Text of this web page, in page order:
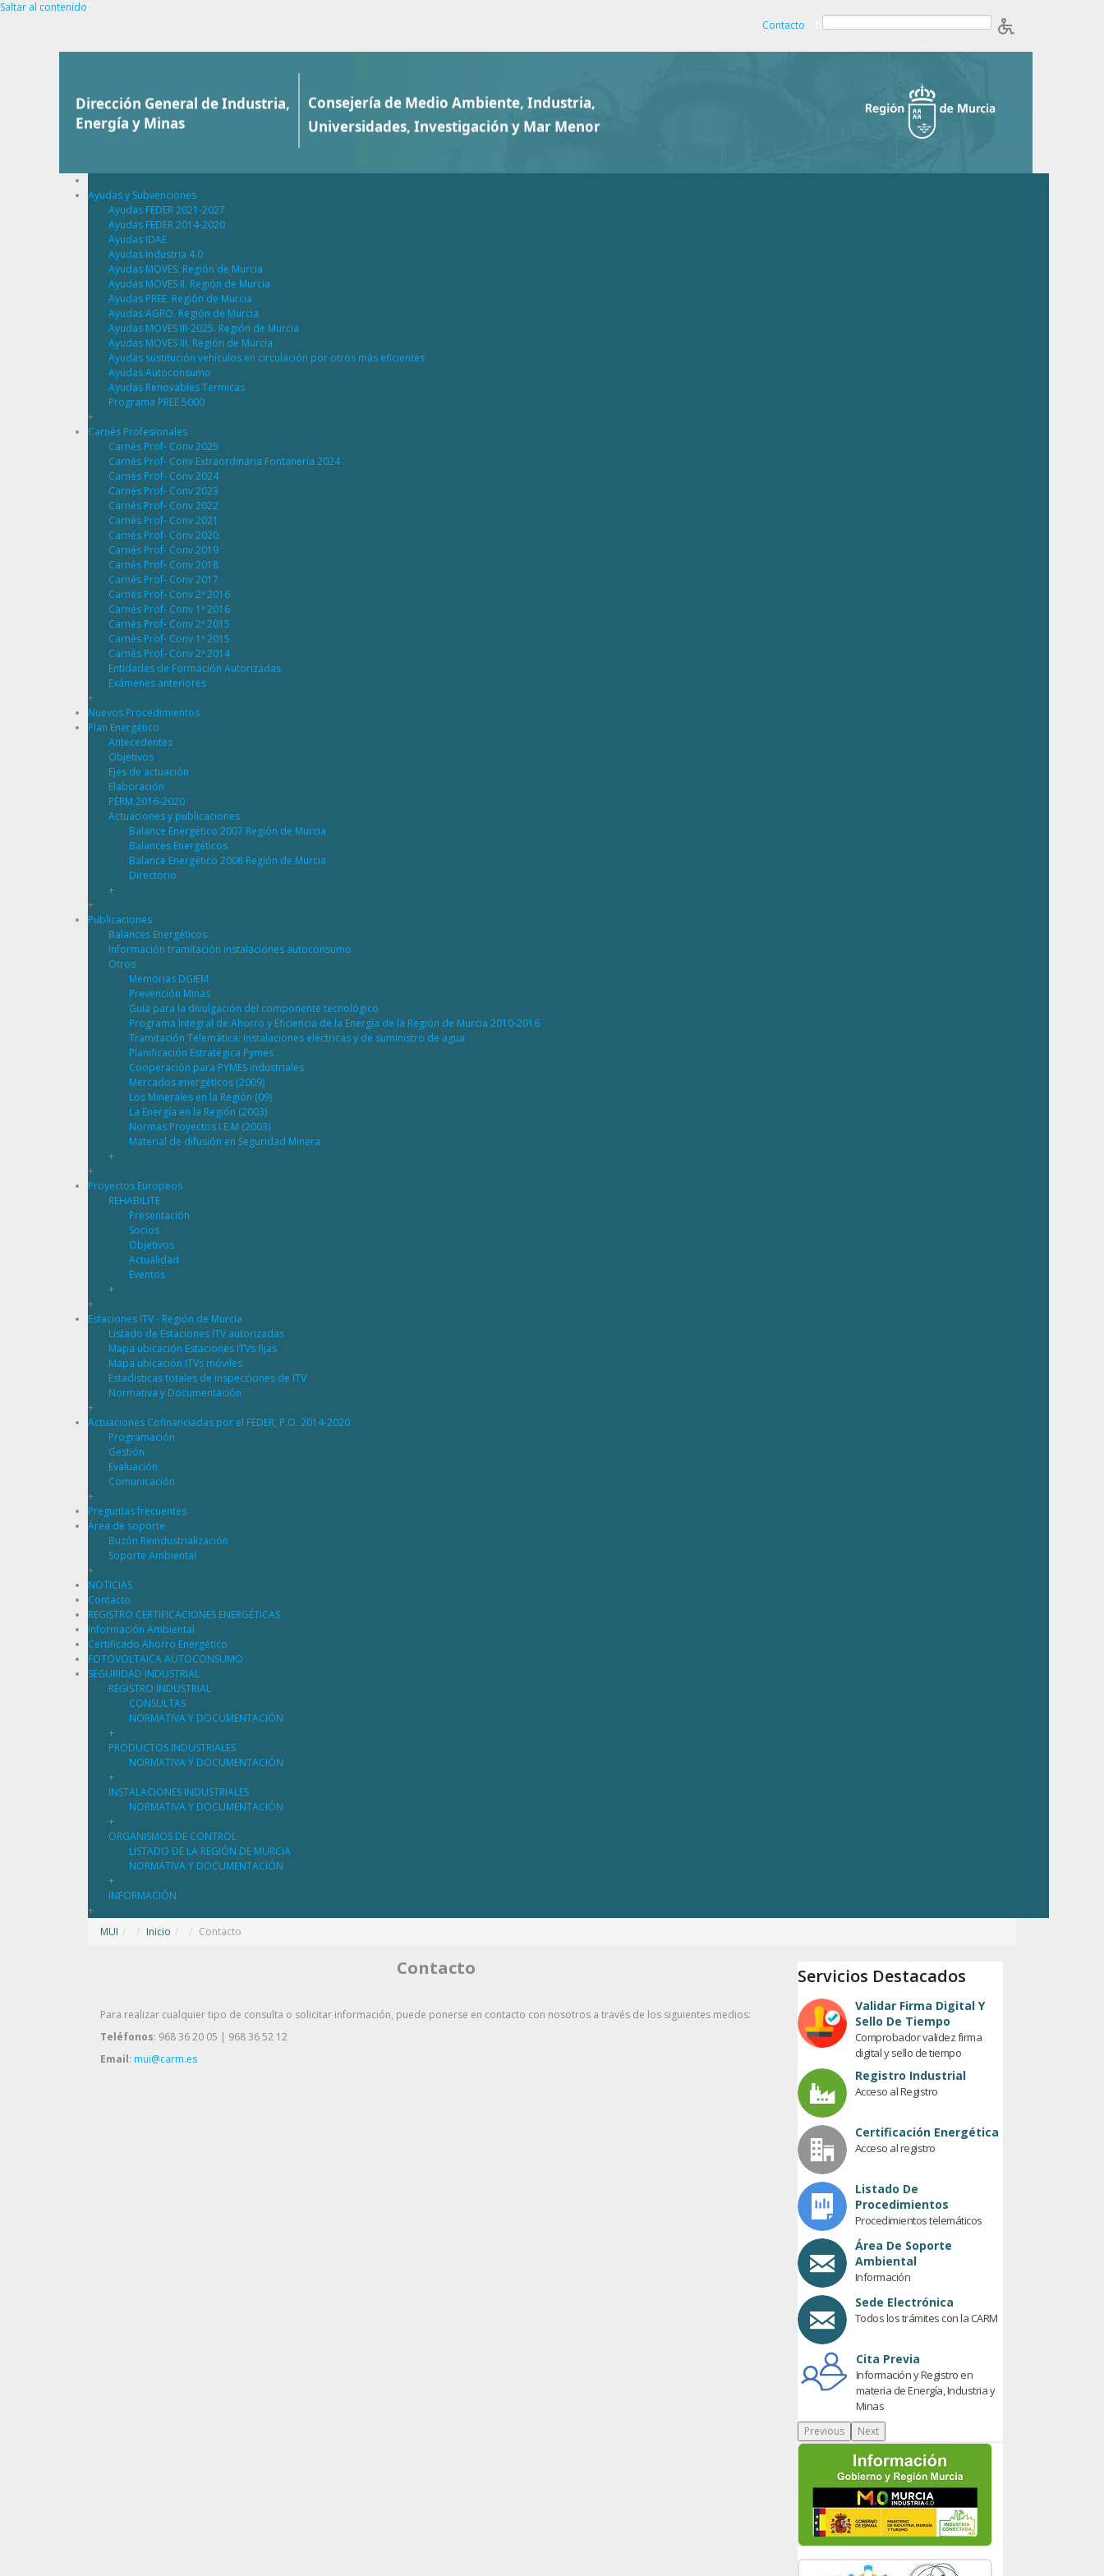
Saltar al contenido
Contacto
Ayudas y Subvenciones
Ayudas FEDER 2021-2027
Ayudas FEDER 2014-2020
Ayudas IDAE
Ayudas Industria 4.0
Ayudas MOVES. Región de Murcia
Ayudas MOVES II. Región de Murcia
Ayudas PREE. Región de Murcia
Ayudas AGRO. Región de Murcia
Ayudas MOVES III-2025. Región de Murcia
Ayudas MOVES III. Región de Murcia
Ayudas sustitución vehículos en circulación por otros más eficientes
Ayudas Autoconsumo
Ayudas Renovables Termicas
Programa PREE 5000
+
Carnés Profesionales
Carnés Prof- Conv 2025
Carnés Prof- Conv Extraordinaria Fontanería 2024
Carnés Prof- Conv 2024
Carnés Prof- Conv 2023
Carnés Prof- Conv 2022
Carnés Prof- Conv 2021
Carnés Prof- Conv 2020
Carnés Prof- Conv 2019
Carnés Prof- Conv 2018
Carnés Prof- Conv 2017
Carnés Prof- Conv 2ª 2016
Carnés Prof- Conv 1ª 2016
Carnés Prof- Conv 2ª 2015
Carnés Prof- Conv 1ª 2015
Carnés Prof- Conv 2ª 2014
Entidades de Formación Autorizadas
Exámenes anteriores
+
Nuevos Procedimientos
Plan Energético
Antecedentes
Objetivos
Ejes de actuación
Elaboración
PERM 2016-2020
Actuaciones y publicaciones
Balance Energético 2007 Región de Murcia
Balances Energéticos
Balance Energético 2008 Región de Murcia
Directorio
+
+
Publicaciones
Balances Energéticos
Información tramitación instalaciones autoconsumo
Otros
Memorias DGIEM
Prevención Minas
Guía para la divulgación del componente tecnológico
Programa Integral de Ahorro y Eficiencia de la Energía de la Región de Murcia 2010-2016
Tramitación Telemática: Instalaciones eléctricas y de suministro de agua
Planificación Estratégica Pymes
Cooperación para PYMES industriales
Mercados energéticos (2009)
Los Minerales en la Región (09)
La Energía en la Región (2003)
Normas Proyectos I.E.M (2003)
Material de difusión en Seguridad Minera
+
+
Proyectos Europeos
REHABILITE
Presentación
Socios
Objetivos
Actualidad
Eventos
+
+
Estaciones ITV - Región de Murcia
Listado de Estaciones ITV autorizadas
Mapa ubicación Estaciones ITVs fijas
Mapa ubicación ITVs móviles
Estadisticas totales de inspecciones de ITV
Normativa y Documentación
+
Actuaciones Cofinanciadas por el FEDER, P.O. 2014-2020
Programación
Gestión
Evaluación
Comunicación
+
Preguntas frecuentes
Área de soporte
Buzón Reindustrialización
Soporte Ambiental
+
NOTICIAS
Contacto
REGISTRO CERTIFICACIONES ENERGÉTICAS
Información Ambiental
Certificado Ahorro Energético
FOTOVOLTAICA AUTOCONSUMO
SEGURIDAD INDUSTRIAL
REGISTRO INDUSTRIAL
CONSULTAS
NORMATIVA Y DOCUMENTACIÓN
+
PRODUCTOS INDUSTRIALES
NORMATIVA Y DOCUMENTACIÓN
+
INSTALACIONES INDUSTRIALES
NORMATIVA Y DOCUMENTACIÓN
+
ORGANISMOS DE CONTROL
LISTADO DE LA REGIÓN DE MURCIA
NORMATIVA Y DOCUMENTACIÓN
+
INFORMACIÓN
+
MUI / Inicio / Contacto
Contacto
Para realizar cualquier tipo de consulta o solicitar información, puede ponerse en contacto con nosotros a través de los siguientes medios:
Teléfonos: 968 36 20 05 | 968 36 52 12
Email: mui@carm.es
Servicios Destacados
Validar Firma Digital Y
Sello De Tiempo
Comprobador validez firma
digital y sello de tiempo
Registro Industrial
Acceso al Registro
Certificación Energética
Acceso al registro
Listado De
Procedimientos
Procedimientos telemáticos
Área De Soporte
Ambiental
Información
Sede Electrónica
Todos los trámites con la CARM
Cita Previa
Información y Registro en
materia de Energía, Industria y
Minas
Previous Next